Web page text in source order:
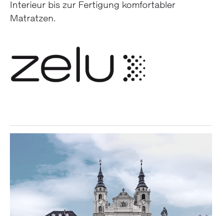
Interieur bis zur Fertigung komfortabler
Matratzen.